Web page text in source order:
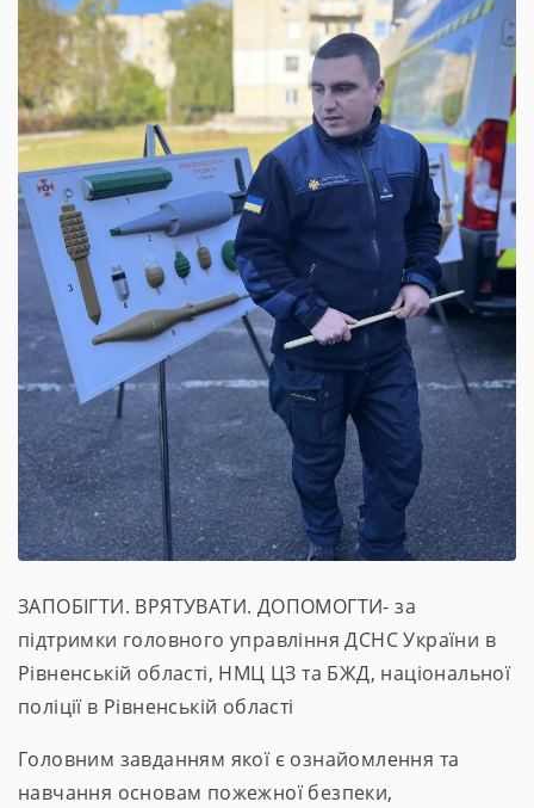
ЗАПОБІГТИ. ВРЯТУВАТИ. ДОПОМОГТИ- за
підтримки головного управління ДСНС України в
Рівненській області, НМЦ ЦЗ та БЖД, національної
поліції в Рівненській області
Головним завданням якої є ознайомлення та
навчання основам пожежної безпеки,